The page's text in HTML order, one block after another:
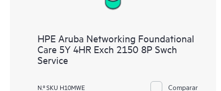
HPE Aruba Networking Foundational
Care 5Y 4HR Exch 2150 8P Swch
Service
N.º SKU H10MWE Comparar